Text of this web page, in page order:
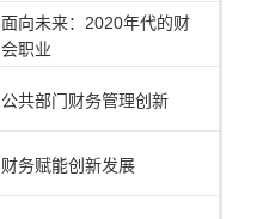
面向未来：2020年代的财
会职业
公共部门财务管理创新
财务赋能创新发展